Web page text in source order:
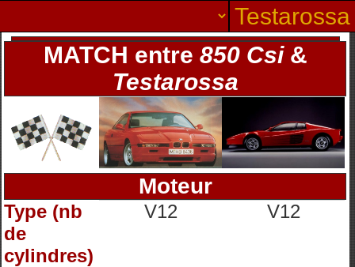
MATCH entre 850 Csi&
Testarossa
Moteur
Type (nb
de
cylindres)
V12 V12